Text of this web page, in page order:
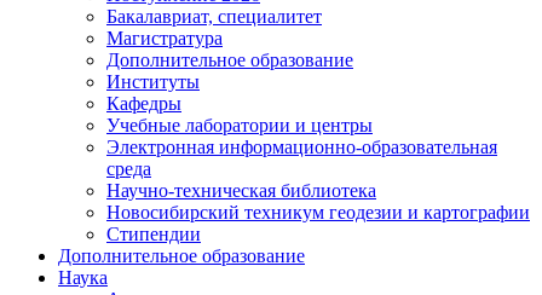
Бакалавриат, специалитет
Магистратура
Дополнительное образование
Институты
Кафедры
Учебные лаборатории и центры
Электронная информационно-образовательная
среда
Научно-техническая библиотека
Новосибирский техникум геодезии и картографии
Стипендии
Дополнительное образование
Наука